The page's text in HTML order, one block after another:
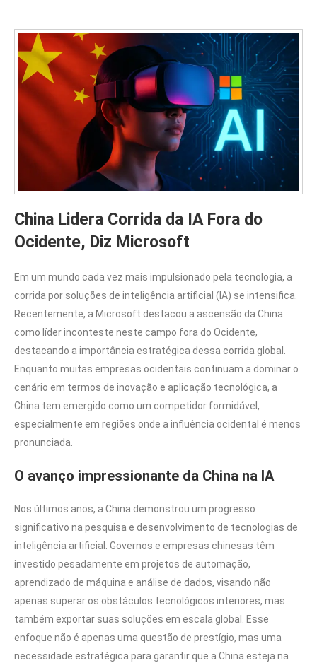
China Lidera Corrida da IA Fora do
Ocidente, Diz Microsoft
Em um mundo cada vez mais impulsionado pela tecnologia, a
corrida por soluções de inteligência artificial (IA) se intensifica.
Recentemente, a Microsoft destacou a ascensão da China
como líder inconteste neste campo fora do Ocidente,
destacando a importância estratégica dessa corrida global.
Enquanto muitas empresas ocidentais continuam a dominar o
cenário em termos de inovação e aplicação tecnológica, a
China tem emergido como um competidor formidável,
especialmente em regiões onde a influência ocidental é menos
pronunciada.
O avanço impressionante da China na IA
Nos últimos anos, a China demonstrou um progresso
significativo na pesquisa e desenvolvimento de tecnologias de
inteligência artificial. Governos e empresas chinesas têm
investido pesadamente em projetos de automação,
aprendizado de máquina e análise de dados, visando não
apenas superar os obstáculos tecnológicos interiores, mas
também exportar suas soluções em escala global. Esse
enfoque não é apenas uma questão de prestígio, mas uma
necessidade estratégica para garantir que a China esteja na